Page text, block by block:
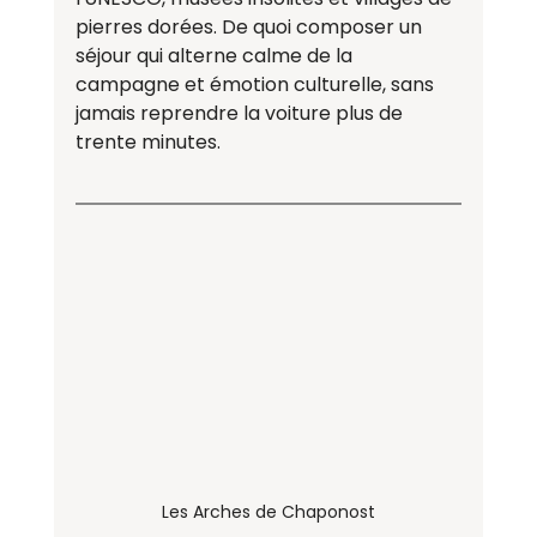
pierres dorées. De quoi composer un
séjour qui alterne calme de la
campagne et émotion culturelle, sans
jamais reprendre la voiture plus de
trente minutes.
Les Arches de Chaponost